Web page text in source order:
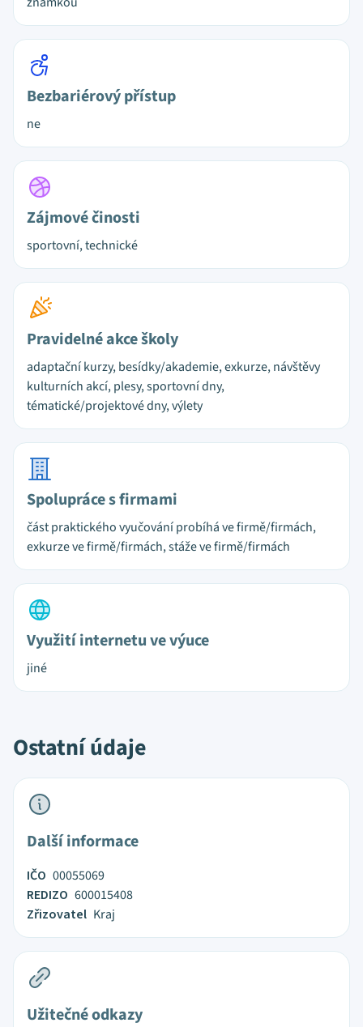
Bezbariérový přístup
ne
Zájmové činosti
sportovní, technické
Pravidelné akce školy
adaptační kurzy, besídky/akademie, exkurze, návštěvy
kulturních akcí, plesy, sportovní dny,
tématické/projektové dny, výlety
Spolupráce s firmami
část praktického vyučování probíhá ve firmě/firmách,
exkurze ve firmě/firmách, stáže ve firmě/firmách
Využití internetu ve výuce
jiné
Ostatní údaje
Další informace
IČO 00055069
REDIZO 600015408
Zřizovatel Kraj
Užitečné odkazy